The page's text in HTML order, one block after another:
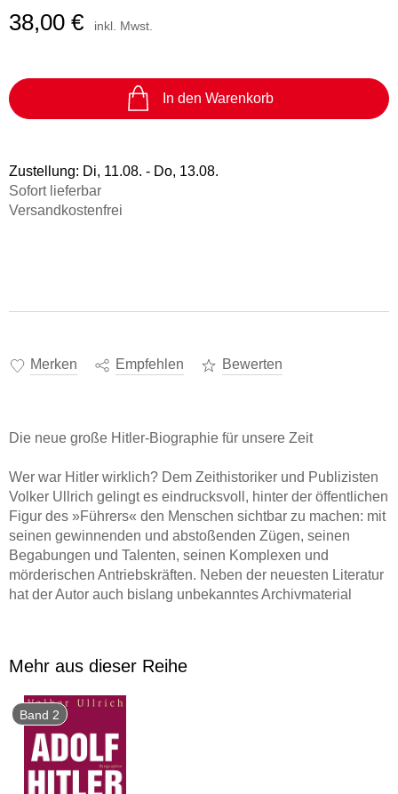
38,00 € inkl. Mwst.
In den Warenkorb
Zustellung: Di, 11.08. - Do, 13.08.
Sofort lieferbar
Versandkostenfrei
Merken Empfehlen Bewerten
Die neue große Hitler-Biographie für unsere Zeit
Wer war Hitler wirklich? Dem Zeithistoriker und Publizisten
Volker Ullrich gelingt es eindrucksvoll, hinter der öffentlichen
Figur des »Führers« den Menschen sichtbar zu machen: mit
seinen gewinnenden und abstoßenden Zügen, seinen
Begabungen und Talenten, seinen Komplexen und
mörderischen Antriebskräften. Neben der neuesten Literatur
hat der Autor auch bislang unbekanntes Archivmaterial
Von den Anfängen bis zum Höhepunkt seiner Macht 1939
vollzieht der erste Band den durchaus aufhaltsamen
Aufstieg des Diktators nach. Eine glänzend erzählte
Biographie, die Hitler nicht als Psychopathen zeigt, sondern
als Meister der Verführung und Verstellung und gerade
dadurch die Abgründe seiner Persönlichkeit greifbar macht.
Mehr aus dieser Reihe
Band 2